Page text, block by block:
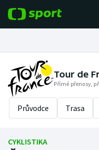
Fotbal
Hokej
Tenis
Tour de
Přímé přenosy,
Průvodce Trasa
CYKLISTIKA